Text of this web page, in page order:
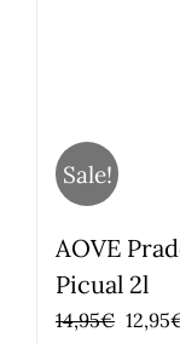
Sale!
AOVE
Picual 2l
14,95€ El
12,95